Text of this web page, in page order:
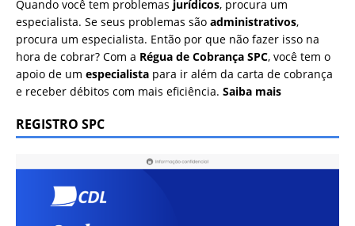
Quando você tem problemas jurídicos, procura um
especialista. Se seus problemas são administrativos,
procura um especialista. Então por que não fazer isso na
hora de cobrar? Com a Régua de Cobrança SPC, você tem o
apoio de um especialista para ir além da carta de cobrança
e receber débitos com mais eficiência. Saiba mais
REGISTRO SPC